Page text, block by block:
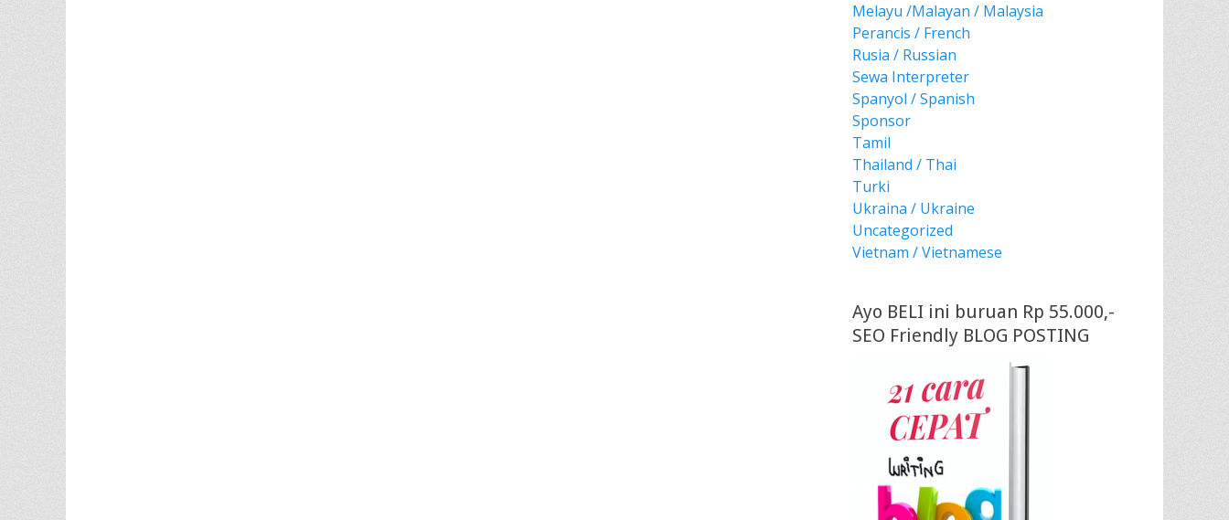
Melayu /Malayan / Malaysia
Perancis / French
Rusia / Russian
Sewa Interpreter
Spanyol / Spanish
Sponsor
Tamil
Thailand / Thai
Turki
Ukraina / Ukraine
Uncategorized
Vietnam / Vietnamese
Ayo BELI ini buruan Rp 55.000,-
SEO Friendly BLOG POSTING